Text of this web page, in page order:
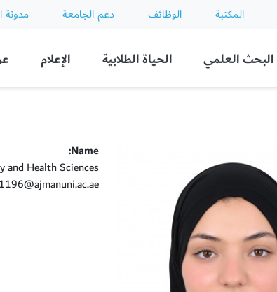
المكتبة الوظائف دعم الجامعة مدونة
البحث العلمي الحياة الطلابية الإعلام
Name:
and Health Sciences